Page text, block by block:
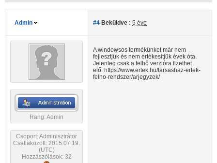
Admin #4 Beküldve : 5 éve
Rang: Admin
Csoport: Adminisztrátor
Csatlakozott: 2015.07.19.
(UTC)
Hozzászólások: 32
A windowsos termékünket már nem
fejlesztjük és nem értékesítjük évek óta.
Jelenleg csak a felhő verzióra fizethet
elő: https://www.ertek.hu/tarsashaz-ertek-
felho-rendszer/arjegyzek/